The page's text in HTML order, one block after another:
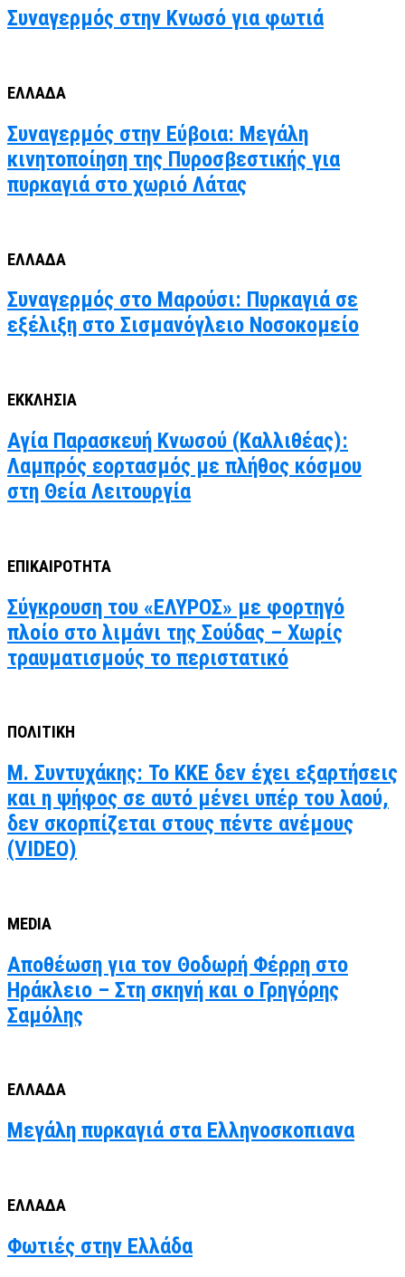
Συναγερμός στην Κνωσό για φωτιά
ΕΛΛΑΔΑ
Συναγερμός στην Εύβοια: Μεγάλη
κινητοποίηση της Πυροσβεστικής για
πυρκαγιά στο χωριό Λάτας
ΕΛΛΑΔΑ
Συναγερμός στο Μαρούσι: Πυρκαγιά σε
εξέλιξη στο Σισμανόγλειο Νοσοκομείο
ΕΚΚΛΗΣΙΑ
Αγία Παρασκευή Κνωσού (Καλλιθέας):
Λαμπρός εορτασμός με πλήθος κόσμου
στη Θεία Λειτουργία
ΕΠΙΚΑΙΡΟΤΗΤΑ
Σύγκρουση του «ΕΛΥΡΟΣ» με φορτηγό
πλοίο στο λιμάνι της Σούδας – Χωρίς
τραυματισμούς το περιστατικό
ΠΟΛΙΤΙΚΗ
Μ. Συντυχάκης: Το ΚΚΕ δεν έχει εξαρτήσεις
και η ψήφος σε αυτό μένει υπέρ του λαού,
δεν σκορπίζεται στους πέντε ανέμους
(VIDEO)
MEDIA
Αποθέωση για τον Θοδωρή Φέρρη στο
Ηράκλειο – Στη σκηνή και ο Γρηγόρης
Σαμόλης
ΕΛΛΑΔΑ
Μεγάλη πυρκαγιά στα Ελληνοσκοπιανα
ΕΛΛΑΔΑ
Φωτιές στην Ελλάδα